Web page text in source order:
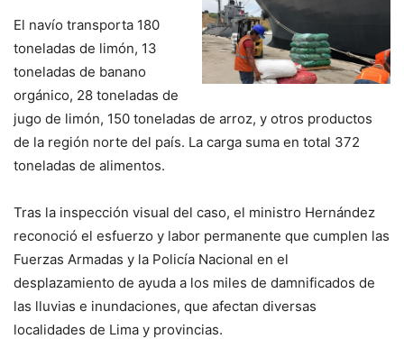
El navío transporta 180
toneladas de limón, 13
toneladas de banano
orgánico, 28 toneladas de
jugo de limón, 150 toneladas de arroz, y otros productos
de la región norte del país. La carga suma en total 372
toneladas de alimentos.
Tras la inspección visual del caso, el ministro Hernández
reconoció el esfuerzo y labor permanente que cumplen las
Fuerzas Armadas y la Policía Nacional en el
desplazamiento de ayuda a los miles de damnificados de
las lluvias e inundaciones, que afectan diversas
localidades de Lima y provincias.